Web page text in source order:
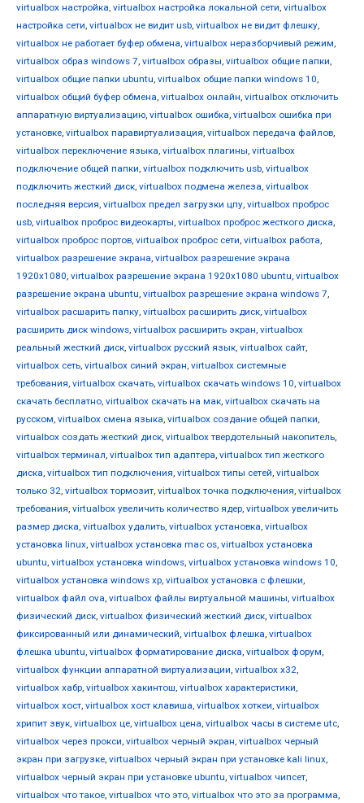
virtualbox настройка, virtualbox настройка локальной сети, virtualbox
настройка сети, virtualbox не видит usb, virtualbox не видит флешку,
virtualbox не работает буфер обмена, virtualbox неразборчивый режим,
virtualbox образ windows 7, virtualbox образы, virtualbox общие папки,
virtualbox общие папки ubuntu, virtualbox общие папки windows 10,
virtualbox общий буфер обмена, virtualbox онлайн, virtualbox отключить
аппаратную виртуализацию, virtualbox ошибка, virtualbox ошибка при
установке, virtualbox паравиртуализация, virtualbox передача файлов,
virtualbox переключение языка, virtualbox плагины, virtualbox
подключение общей папки, virtualbox подключить usb, virtualbox
подключить жесткий диск, virtualbox подмена железа, virtualbox
последняя версия, virtualbox предел загрузки цпу, virtualbox проброс
usb, virtualbox проброс видеокарты, virtualbox проброс жесткого диска,
virtualbox проброс портов, virtualbox проброс сети, virtualbox работа,
virtualbox разрешение экрана, virtualbox разрешение экрана
1920x1080, virtualbox разрешение экрана 1920x1080 ubuntu, virtualbox
разрешение экрана ubuntu, virtualbox разрешение экрана windows 7,
virtualbox расшарить папку, virtualbox расширить диск, virtualbox
расширить диск windows, virtualbox расширить экран, virtualbox
реальный жесткий диск, virtualbox русский язык, virtualbox сайт,
virtualbox сеть, virtualbox синий экран, virtualbox системные
требования, virtualbox скачать, virtualbox скачать windows 10, virtualbox
скачать бесплатно, virtualbox скачать на мак, virtualbox скачать на
русском, virtualbox смена языка, virtualbox создание общей папки,
virtualbox создать жесткий диск, virtualbox твердотельный накопитель,
virtualbox терминал, virtualbox тип адаптера, virtualbox тип жесткого
диска, virtualbox тип подключения, virtualbox типы сетей, virtualbox
только 32, virtualbox тормозит, virtualbox точка подключения, virtualbox
требования, virtualbox увеличить количество ядер, virtualbox увеличить
размер диска, virtualbox удалить, virtualbox установка, virtualbox
установка linux, virtualbox установка mac os, virtualbox установка
ubuntu, virtualbox установка windows, virtualbox установка windows 10,
virtualbox установка windows xp, virtualbox установка с флешки,
virtualbox файл ova, virtualbox файлы виртуальной машины, virtualbox
физический диск, virtualbox физический жесткий диск, virtualbox
фиксированный или динамический, virtualbox флешка, virtualbox
флешка ubuntu, virtualbox форматирование диска, virtualbox форум,
virtualbox функции аппаратной виртуализации, virtualbox х32,
virtualbox хабр, virtualbox хакинтош, virtualbox характеристики,
virtualbox хост, virtualbox хост клавиша, virtualbox хоткеи, virtualbox
хрипит звук, virtualbox це, virtualbox цена, virtualbox часы в системе utc,
virtualbox через прокси, virtualbox черный экран, virtualbox черный
экран при загрузке, virtualbox черный экран при установке kali linux,
virtualbox черный экран при установке ubuntu, virtualbox чипсет,
virtualbox что такое, virtualbox что это, virtualbox что это за программа,